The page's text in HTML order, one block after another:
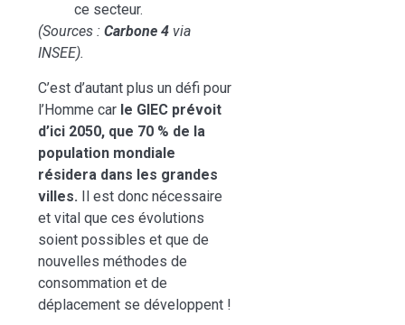
ce secteur.
(Sources :Carbone 4 via
INSEE).
C’est d’autant plus un défi pour
l’Homme car le GIEC prévoit
d’ici 2050, que 70 % de la
population mondiale
résidera dans les grandes
villes. Il est donc nécessaire
et vital que ces évolutions
soient possibles et que de
nouvelles méthodes de
consommation et de
déplacement se développent !